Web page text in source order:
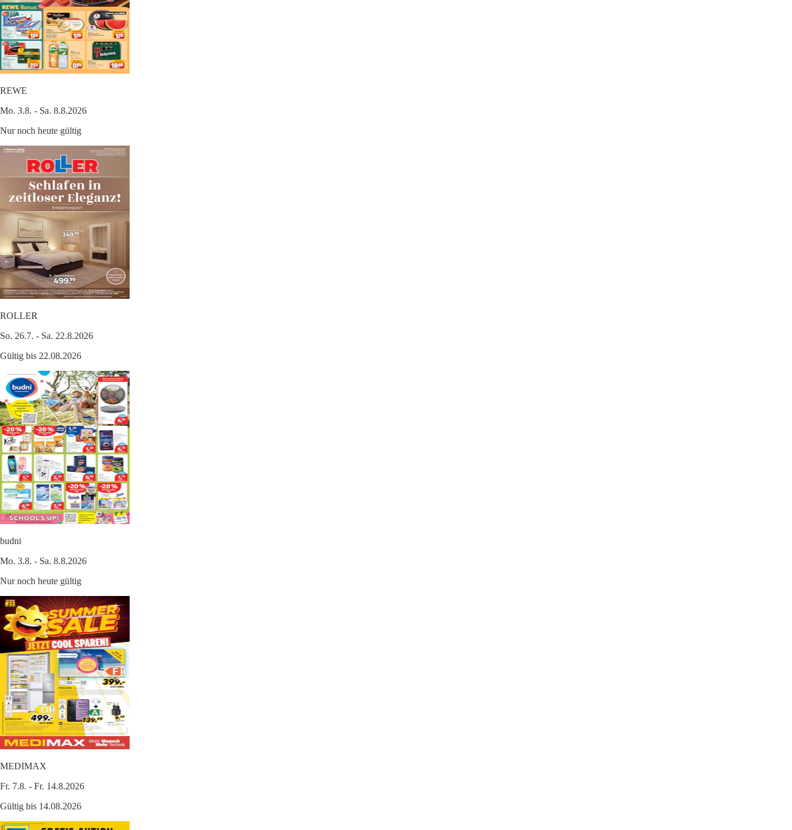
REWE
Mo. 3.8. - Sa. 8.8.2026
Nur noch heute gültig
ROLLER
So. 26.7. - Sa. 22.8.2026
Gültig bis 22.08.2026
budni
Mo. 3.8. - Sa. 8.8.2026
Nur noch heute gültig
MEDIMAX
Fr. 7.8. - Fr. 14.8.2026
Gültig bis 14.08.2026